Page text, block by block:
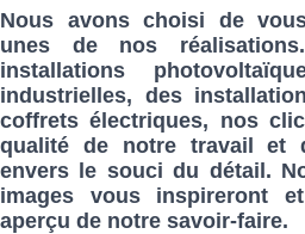
Nous avons choisi de
unes de nos
installations
industrielles, des
coffrets électriques, nos
qualité de notre travail et
envers le souci du détail.
images vous inspireront
aperçu de notre savoir-faire.